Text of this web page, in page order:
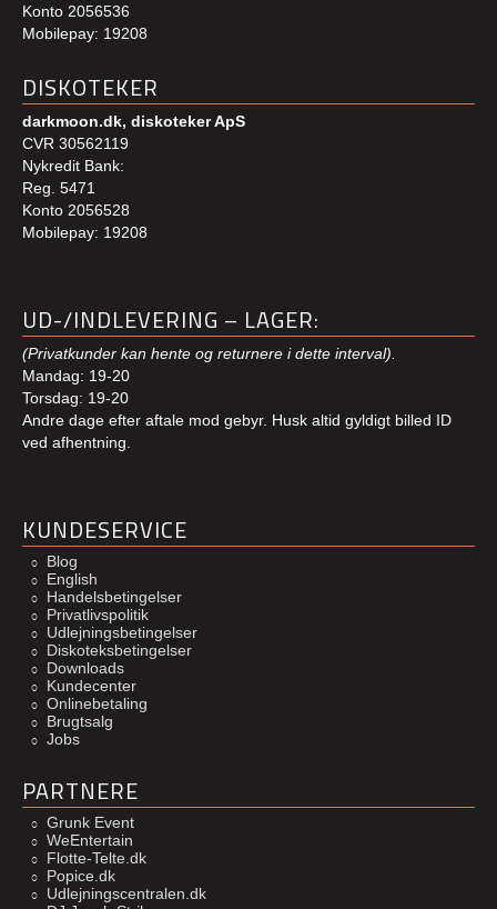
Konto 2056536
Mobilepay: 19208
DISKOTEKER
darkmoon.dk, diskoteker ApS
CVR 30562119
Nykredit Bank:
Reg. 5471
Konto 2056528
Mobilepay: 19208
UD-/INDLEVERING – LAGER:
(Privatkunder kan hente og returnere i dette interval).
Mandag: 19-20
Torsdag: 19-20
Andre dage efter aftale mod gebyr. Husk altid gyldigt billed ID
ved afhentning.
KUNDESERVICE
Blog
English
Handelsbetingelser
Privatlivspolitik
Udlejningsbetingelser
Diskoteksbetingelser
Downloads
Kundecenter
Onlinebetaling
Brugtsalg
Jobs
PARTNERE
Grunk Event
WeEntertain
Flotte-Telte.dk
Popice.dk
Udlejningscentralen.dk